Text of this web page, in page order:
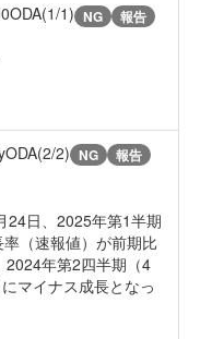
1) NG 報告
2) NG 報告
24日、2025年第1半期
率（速報値）が前期比
2024年第2四半期（4
マイナス成長となっ